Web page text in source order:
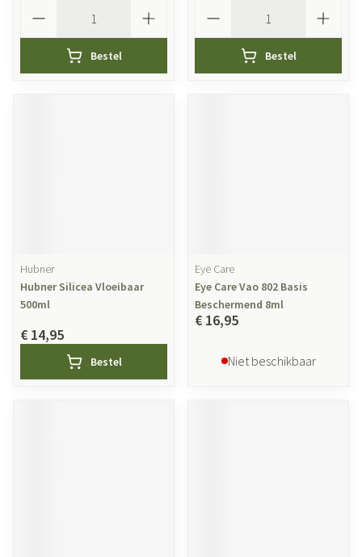
Bestel Bestel
Hubner
Hubner Silicea Vloeibaar
500ml
€ 14,95
Bestel
Eye Care
Eye Care Vao 802 Basis
Beschermend 8ml
€ 16,95
Niet beschikbaar